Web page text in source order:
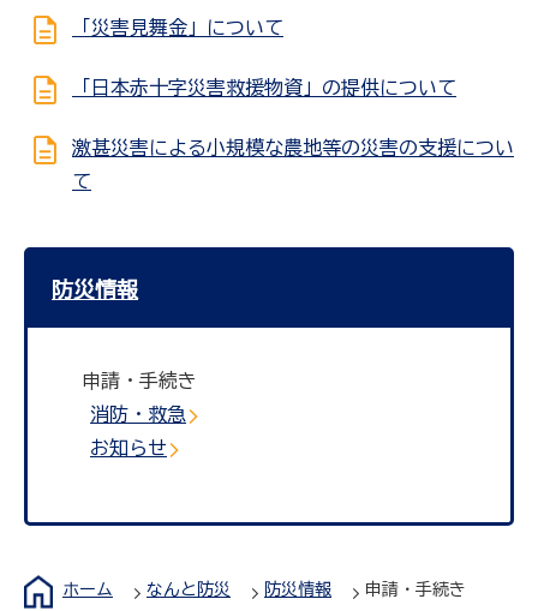
「災害見舞金」について
「日本赤十字災害救援物資」の提供について
激甚災害による小規模な農地等の災害の支援につい
て
防災情報
申請・手続き
消防・救急
お知らせ
ホーム なんと防災 防災情報 申請・手続き